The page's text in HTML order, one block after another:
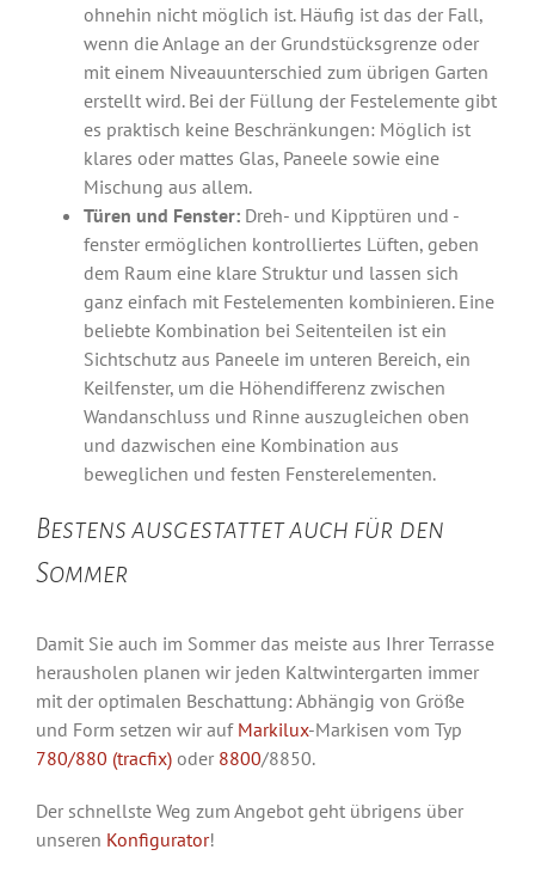
ohnehin nicht möglich ist. Häufig ist das der Fall,
wenn die Anlage an der Grundstücksgrenze oder
mit einem Ni­veau­un­ter­schied zum übrigen Garten
erstellt wird. Bei der Füllung der Festelemente gibt
es praktisch keine Beschränkungen: Möglich ist
klares oder mattes Glas, Paneele sowie eine
Mischung aus allem.
Türen und Fenster: Dreh- und Kipptüren und -
fenster ermöglichen kontrolliertes Lüften, geben
dem Raum eine klare Struktur und lassen sich
ganz einfach mit Festelementen kombinieren. Eine
beliebte Kombination bei Seitenteilen ist ein
Sichtschutz aus Paneele im unteren Bereich, ein
Keilfenster, um die Höhendifferenz zwischen
Wandanschluss und Rinne auszugleichen oben
und dazwischen eine Kombination aus
beweglichen und festen Fensterelementen.
Bestens ausgestattet auch für den
Sommer
Damit Sie auch im Sommer das meiste aus Ihrer Terrasse
herausholen planen wir jeden Kaltwintergarten immer
mit der optimalen Beschattung: Abhängig von Größe
und Form setzen wir auf Markilux-Markisen vom Typ
780/880 (tracfix) oder 8800/8850.
Der schnellste Weg zum Angebot geht übrigens über
unseren Konfigurator!